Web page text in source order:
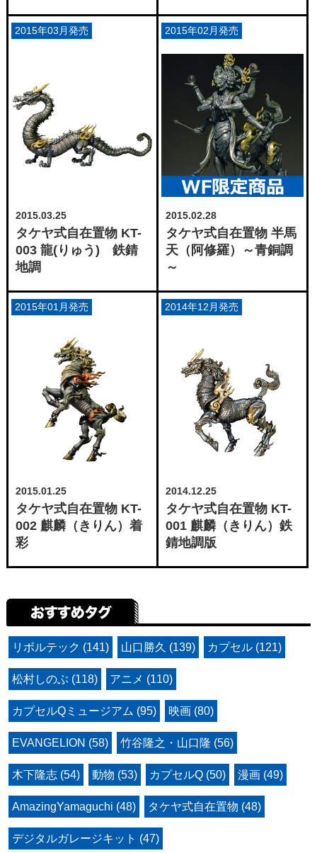
2015.03.25
タケヤ式自在置物 KT-
003 龍(りゅう) 鉄錆
地調
2015年03月発売
2015.02.28
タケヤ式自在置物 半馬
天（阿修羅）～青銅調
～
2015年02月発売
2015.01.25
タケヤ式自在置物 KT-
002 麒麟（きりん）着
彩
2015年01月発売
2014.12.25
タケヤ式自在置物 KT-
001 麒麟（きりん）鉄
錆地調版
2014年12月発売
リボルテック (141) 山口勝久 (139) カプセル (121)
松村しのぶ (118) アニメ (110)
カプセルQミュージアム (95) 映画 (80)
EVANGELION (58) 竹谷隆之・山口隆 (56)
木下隆志 (54) 動物 (53) カプセルQ (50) 漫画 (49)
AmazingYamaguchi (48) タケヤ式自在置物 (48)
デジタルガレージキット (47)